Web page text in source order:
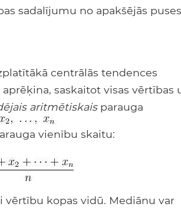
sadalījumu no apakšējās
centrālās tendences
saskaitot visas vērtības
aritmētiskaisparauga
vienību skaitu:
vērtību kopas vidū. Mediānu var